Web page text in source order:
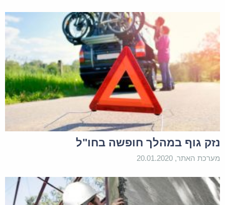
נזק גוף במהלך חופשה בחו"ל
מערכת האתר, 20.01.2020